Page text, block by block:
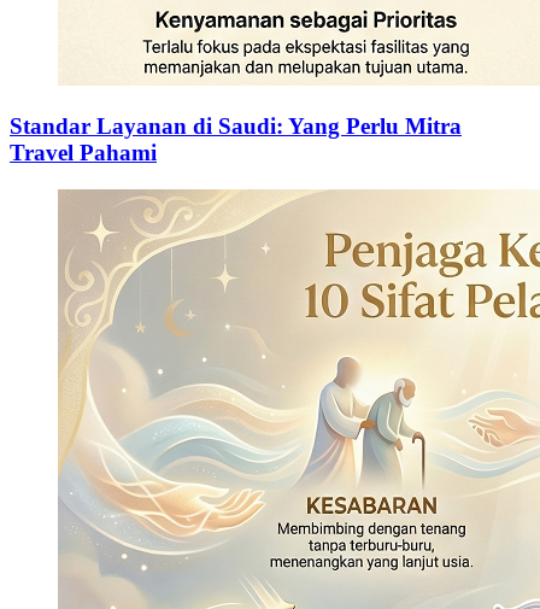
Standar Layanan di Saudi: Yang Perlu Mitra
Travel Pahami